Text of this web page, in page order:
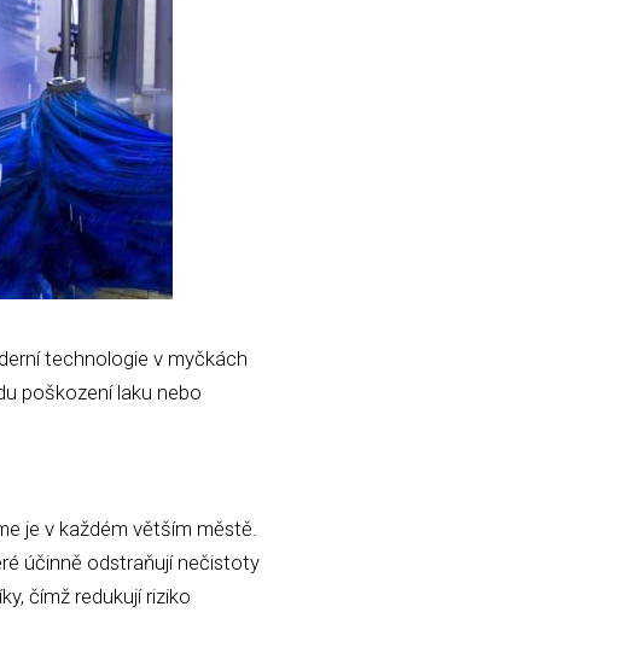
technologie v myčkách
poškození laku nebo
je v každém větším městě.
účinně odstraňují nečistoty
čímž redukují riziko